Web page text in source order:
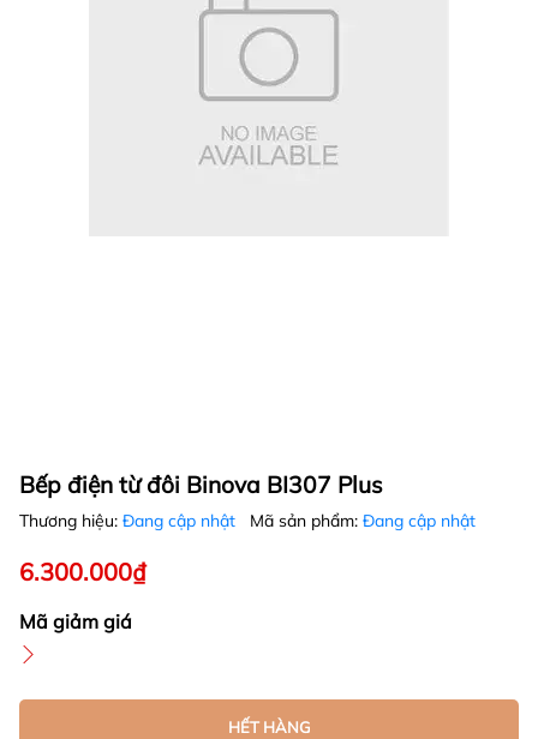
Bếp điện từ đôi Binova BI307 Plus
Thương hiệu: Đang cập nhật Mã sản phẩm: Đang cập nhật
6.300.000₫
Mã giảm giá
HẾT HÀNG